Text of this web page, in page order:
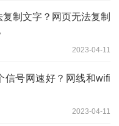
制文字？网页无法复制
2023-04-11
信号网速好？网线和wifi
2023-04-11